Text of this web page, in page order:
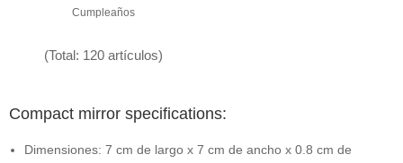
Cumpleaños
(Total: 120 artículos)
Compact mirror specifications:
Dimensiones: 7 cm de largo x 7 cm de ancho x 0.8 cm de